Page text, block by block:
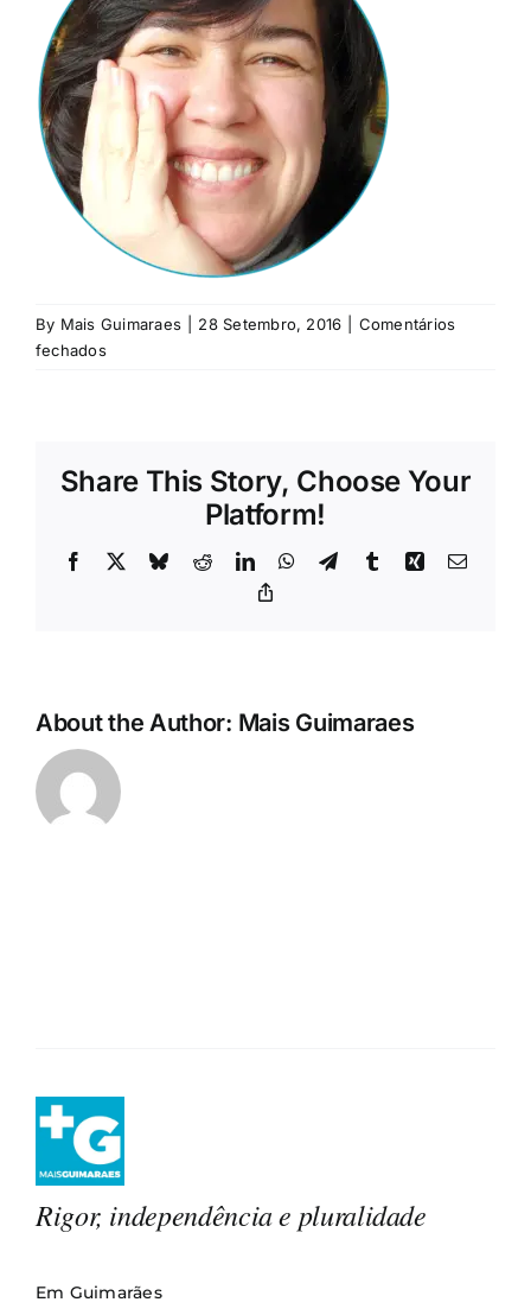
Rubricas
Jornal
Revista
By Mais Guimaraes 28 Setembro, 2016
Comentários
fechadosem
Share This Story, Choose Your
Platform!
Facebook BlueskyRedditLinkedInWhatsApp
TelegramTumblrXing Email
About the Author: Mais Guimaraes
Rigor, independência e pluralidade
Em Guimarães